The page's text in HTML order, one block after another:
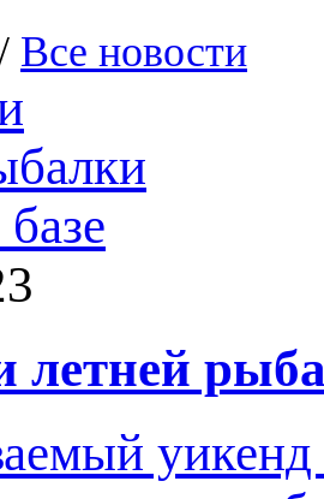
Все новости
летней